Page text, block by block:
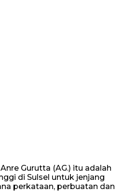
Gurutta (AG.) itu adalah
di Sulsel untuk jenjang
perkataan, perbuatan dan